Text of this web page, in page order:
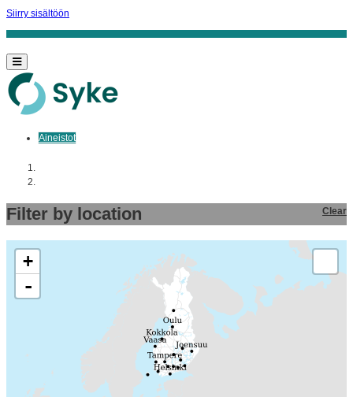
Siirry sisältöön
Aineistot
Filter by location Clear
+
-